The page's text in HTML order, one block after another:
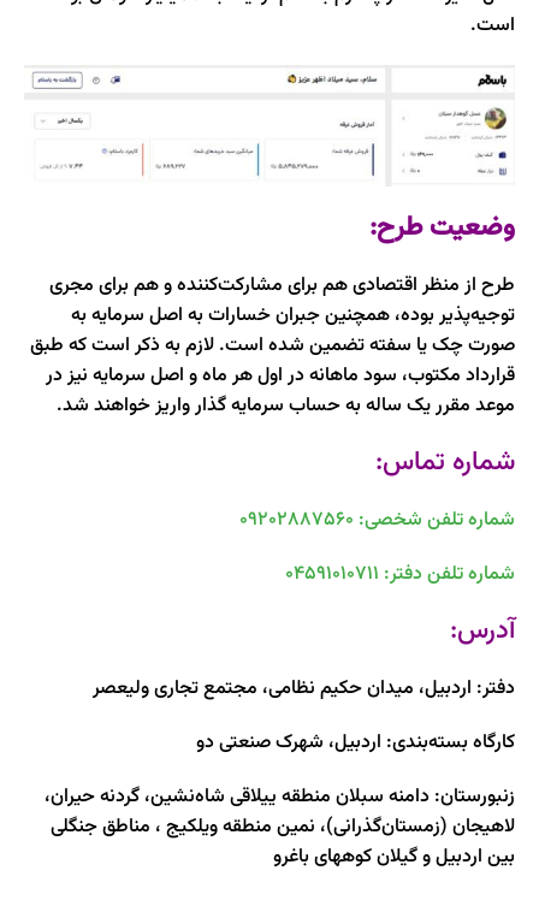
است.
وضعیت طرح:
طرح از منظر اقتصادی هم برای مشارکت‌کننده و هم برای مجری
توجیه‌پذیر بوده، همچنین جبران خسارات به اصل سرمایه به
صورت چک یا سفته تضمین شده است. لازم به ذکر است که طبق
قرارداد مکتوب، سود ماهانه در اول هر ماه و اصل سرمایه نیز در
موعد مقرر یک ساله به حساب سرمایه گذار واریز خواهند شد.
شماره تماس:
شماره تلفن شخصی: 09202887560
شماره تلفن دفتر: 04591010711
آدرس:
دفتر: اردبیل، میدان حکیم نظامی، مجتمع تجاری ولیعصر
کارگاه بسته‌بندی: اردبیل، شهرک صنعتی دو
زنبورستان: دامنه سبلان منطقه ییلاقی شاه‌نشین، گردنه حیران،
لاهیجان (زمستان‌گذرانی)، نمین منطقه ویلکیج ، مناطق جنگلی
بین اردبیل و گیلان کوههای باغرو